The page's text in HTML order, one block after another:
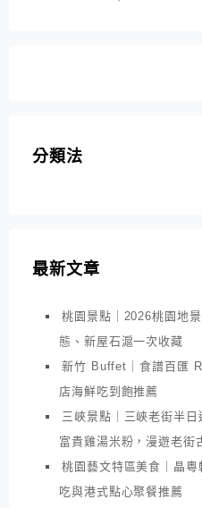
分類法
最新文章
桃園景點｜2026桃園地
態、新屋石滬一次收藏
新竹 Buffet｜食譜百匯
店海鮮吃到飽推薦
三峽景點｜三峽老街半
富貴雞湯米粉，漫遊老街
桃園藝文特區美食｜晶
吃與港式點心聚餐推薦